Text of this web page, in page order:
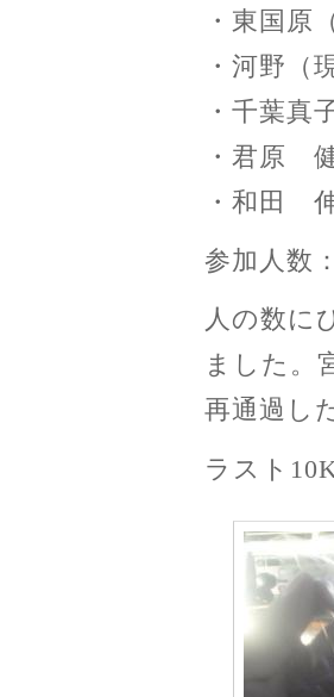
・東国原
・河野（
・千葉真
・君原
・和田
参加人数
人の数に
ました。
再通過し
ラスト